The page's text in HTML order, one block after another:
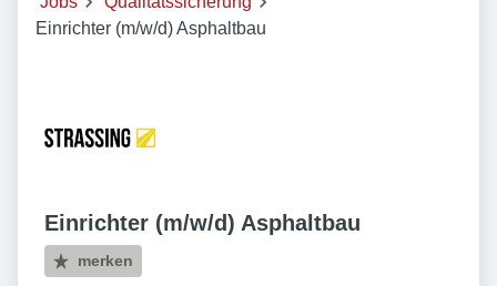
Einrichter (m/w/d) Asphaltbau
Einrichter (m/w/d) Asphaltbau
merken